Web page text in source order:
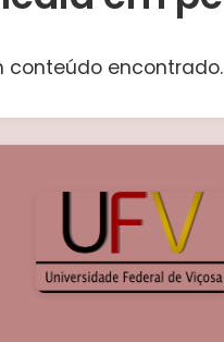
conteúdo encontrado.